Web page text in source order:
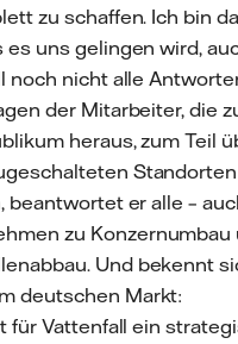
zu schaffen. Ich bin
es uns gelingen wird,
noch nicht alle
der Mitarbeiter, die
heraus, zum Teil
beantwortet er alle –
zu Konzernumbau
Und bekennt
deutschen Markt:
für Vattenfall ein